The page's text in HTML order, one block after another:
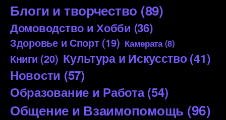
Блоги и творчество (89)
Домоводство и Хобби (36)
Здоровье и Спорт(19) Камерата(8)
Книги (20) Культура и Искусство(41)
Новости (57)
Образование и Работа(54)
Общение и Взаимопомощь (96)